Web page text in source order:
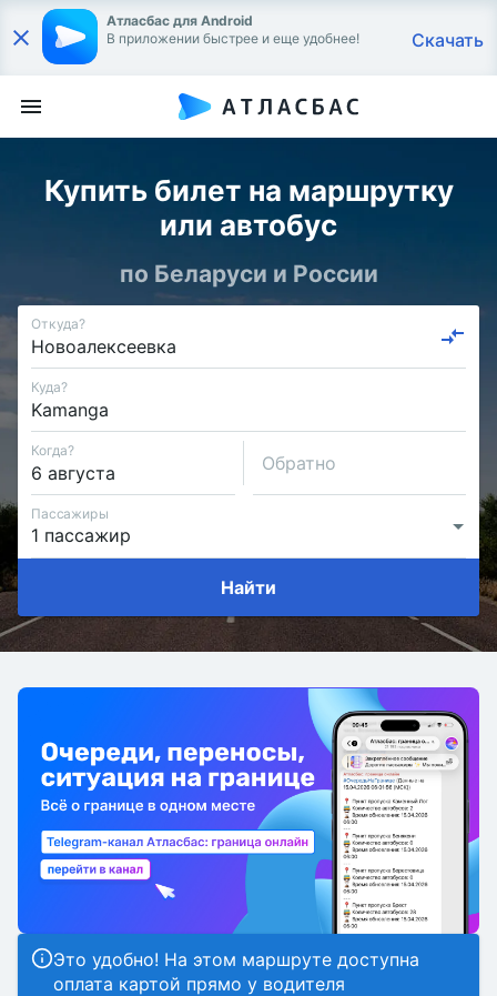
Атласбас для Android
В приложении быстрее и еще удобнее!
Скачать
Купить билет на маршрутку
или автобус
по Беларуси и России
Откуда?
Куда?
Когда?
Обратно
Пассажиры
Найти
Это удобно! На этом маршруте доступна
оплата картой прямо у водителя